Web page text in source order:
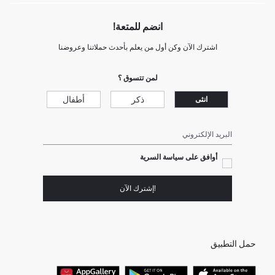
انضم للمتعة!
اشترك الآن وكن أول من يعلم بأحدث حملاتنا وعروضنا
لمن تتسوق ؟
انثى ذكر أطفال
البريد الإلكتروني
أوافق على سياسة السرية
!إشترك الآن
حمل التطبيق